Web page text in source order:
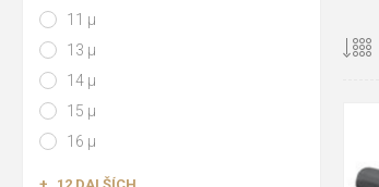
11 µ
13 µ
14 µ
15 µ
16 µ